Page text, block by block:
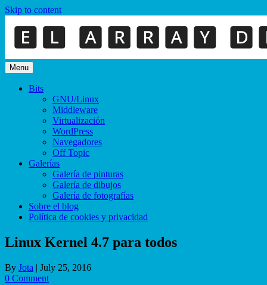
Skip to content
Menu
Bits
GNU/Linux
Middleware
Virtualización
WordPress
Navegadores
Off Topic
Galerías
Galería de pinturas
Galería de dibujos
Galería de fotografías
Sobre el blog
Política de cookies y privacidad
Linux Kernel 4.7 para todos
By Jota | July 25, 2016
0 Comment